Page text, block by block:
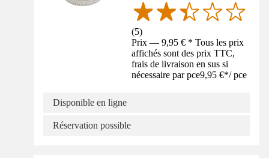
(5)
Prix — 9,95 € * Tous les prix
affichés sont des prix TTC,
frais de livraison en sus si
nécessaire par pce9,95 €*/ pce
Disponible en ligne
Réservation possible